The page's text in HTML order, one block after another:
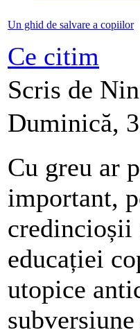
Un ghid de salvare a copiilor
Ce citim
Scris de
Duminică,
Cu greu ar
important,
credincioșii
educației
utopice